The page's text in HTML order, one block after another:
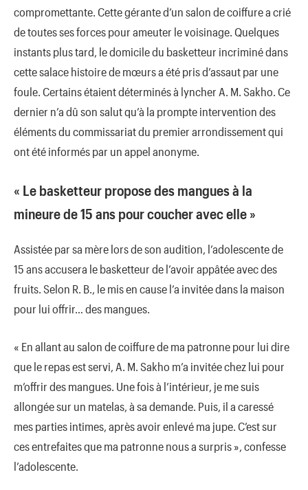
compromettante. Cette gérante d’un salon de coiffure a crié
de toutes ses forces pour ameuter le voisinage. Quelques
instants plus tard, le domicile du basketteur incriminé dans
cette salace histoire de mœurs a été pris d’assaut par une
foule. Certains étaient déterminés à lyncher A. M. Sakho. Ce
dernier n’a dû son salut qu’à la prompte intervention des
éléments du commissariat du premier arrondissement qui
ont été informés par un appel anonyme.
« Le basketteur propose des mangues à la
mineure de 15 ans pour coucher avec elle »
Assistée par sa mère lors de son audition, l’adolescente de
15 ans accusera le basketteur de l’avoir appâtée avec des
fruits. Selon R. B., le mis en cause l’a invitée dans la maison
pour lui offrir… des mangues.
« En allant au salon de coiffure de ma patronne pour lui dire
que le repas est servi, A. M. Sakho m’a invitée chez lui pour
m’offrir des mangues. Une fois à l’intérieur, je me suis
allongée sur un matelas, à sa demande. Puis, il a caressé
mes parties intimes, après avoir enlevé ma jupe. C’est sur
ces entrefaites que ma patronne nous a surpris », confesse
l’adolescente.